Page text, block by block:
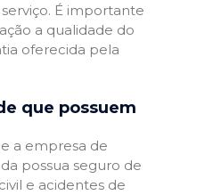
É importante
a qualidade do
oferecida pela
que possuem
a empresa de
possua seguro de
e acidentes de